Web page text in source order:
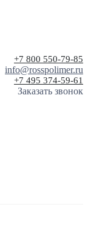
+7 800 550-79-85
info@rosspolimer.ru
+7 495 374-59-61
Заказать звонок